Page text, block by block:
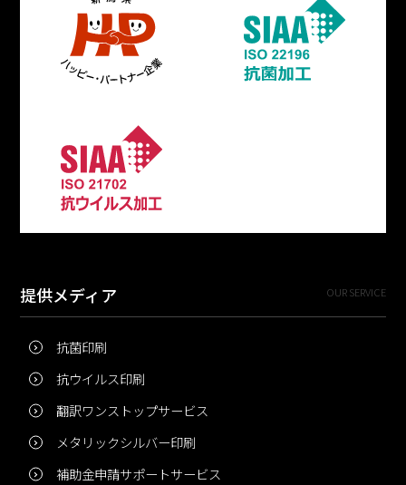
提供メディア OUR SERVICE
抗菌印刷
抗ウイルス印刷
翻訳ワンストップサービス
メタリックシルバー印刷
補助金申請サポートサービス